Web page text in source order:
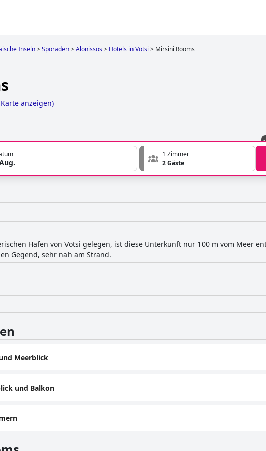
Inseln>Sporaden>Alonissos> Hotels in Votsi > Mirsini Rooms
anzeigen)
1 Zimmer
2 Gäste
Hafen von Votsi gelegen, ist diese Unterkunft nur 100 m vom Meer
Gegend, sehr nah am Strand.
Meerblick
und Balkon